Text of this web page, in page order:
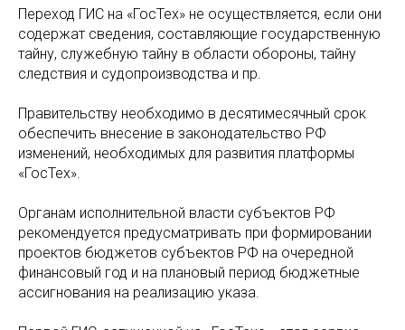
Переход ГИС на «ГосТех» не осуществляется, если они
содержат сведения, составляющие государственную
тайну, служебную тайну в области обороны, тайну
следствия и судопроизводства и пр.
Правительству необходимо в десятимесячный срок
обеспечить внесение в законодательство РФ
изменений, необходимых для развития платформы
«ГосТех».
Органам исполнительной власти субъектов РФ
рекомендуется предусматривать при формировании
проектов бюджетов субъектов РФ на очередной
финансовый год и на плановый период бюджетные
ассигнования на реализацию указа.